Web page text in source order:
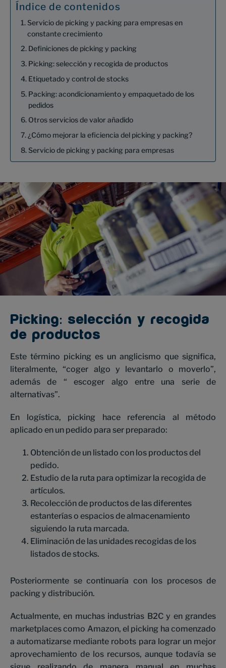
Índice de contenidos
Servicio de picking y packing para empresas en
constante crecimiento
Definiciones de picking y packing
Picking: selección y recogida de productos
Etiquetado y control de stocks
Packing: acondicionamiento y empaquetado de los
pedidos
Otros servicios de valor añadido
¿Cómo mejorar la eficiencia del picking y packing?
Servicio de picking y packing para empresas
Picking: selección y recogida
de productos
Este término picking es un anglicismo que significa,
literalmente, “coger algo y levantarlo o moverlo”,
además de “ escoger algo entre una serie de
alternativas”.
En logística, picking hace referencia al método
aplicado en un pedido para ser preparado:
Obtención de un listado con los productos del
pedido.
Estudio de la ruta para optimizar la recogida de
artículos.
Recolección de productos de las diferentes
estanterías o espacios de almacenamiento
siguiendo la ruta marcada.
Eliminación de las unidades recogidas de los
listados de stocks.
Posteriormente se continuaría con los procesos de
packing y distribución.
Actualmente, en muchas industrias B2C y en grandes
marketplaces como Amazon, el picking ha comenzado
a automatizarse mediante robots para lograr un mejor
aprovechamiento de los recursos, aunque todavía se